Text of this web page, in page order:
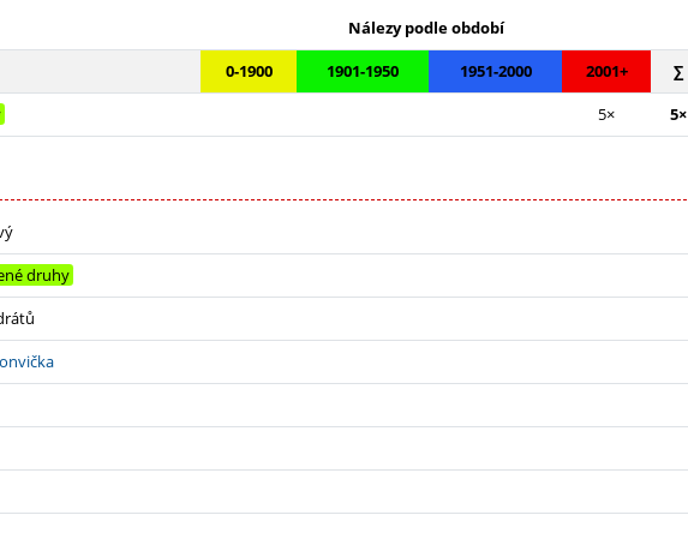
Nálezy podle období
0-1900 1901-1950 1951-2000 2001+
∑
5× 5×
druhy